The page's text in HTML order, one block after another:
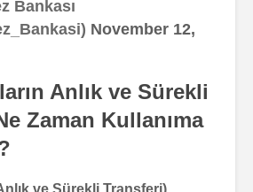
Bankası
November 12,
Anlık ve Sürekli
Zaman Kullanıma
ve Sürekli Transferi)